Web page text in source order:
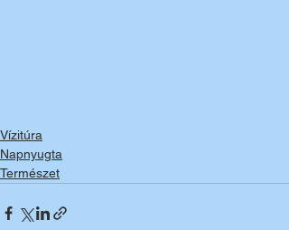
Vízitúra
Napnyugta
Természet